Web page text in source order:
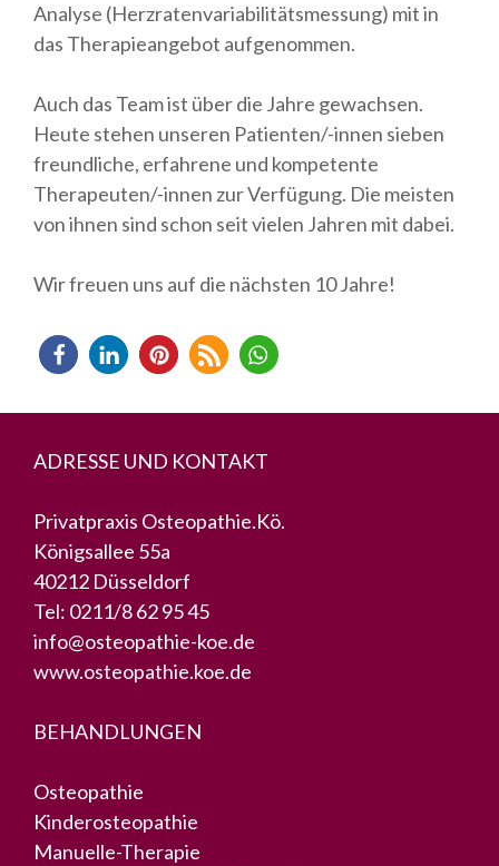
Analyse (Herzratenvariabilitätsmessung) mit in
das Therapieangebot aufgenommen.
Auch das Team ist über die Jahre gewachsen.
Heute stehen unseren Patienten/-innen sieben
freundliche, erfahrene und kompetente
Therapeuten/-innen zur Verfügung. Die meisten
von ihnen sind schon seit vielen Jahren mit dabei.
Wir freuen uns auf die nächsten 10 Jahre!
ADRESSE UND KONTAKT
Privatpraxis Osteopathie.Kö.
Königsallee 55a
40212 Düsseldorf
Tel: 0211/8 62 95 45
info@osteopathie-koe.de
www.osteopathie.koe.de
BEHANDLUNGEN
Osteopathie
Kinderosteopathie
Manuelle-Therapie